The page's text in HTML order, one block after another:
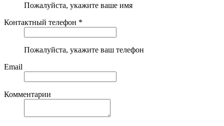
Пожалуйста, укажите ваше имя
Контактный телефон *
Пожалуйста, укажите ваш телефон
Email
Комментарии